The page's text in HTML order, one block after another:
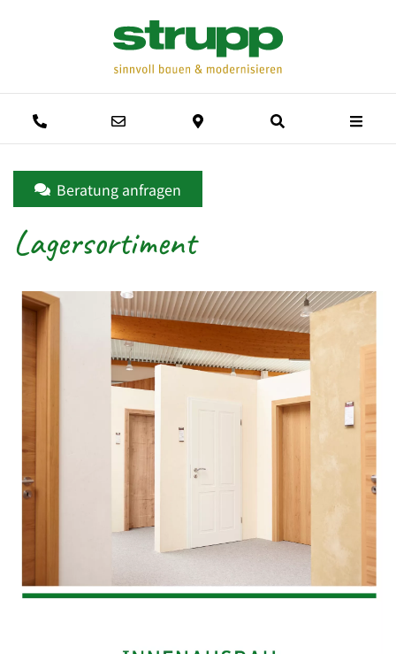
Anrufen E-Mail schreibenAnfahrtsweg
Lagersortiment
Beratung anfragen